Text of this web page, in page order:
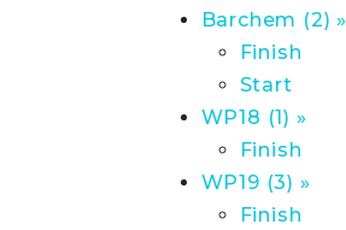
Barchem (2) »
Finish
Start
WP18 (1) »
Finish
WP19 (3) »
Finish